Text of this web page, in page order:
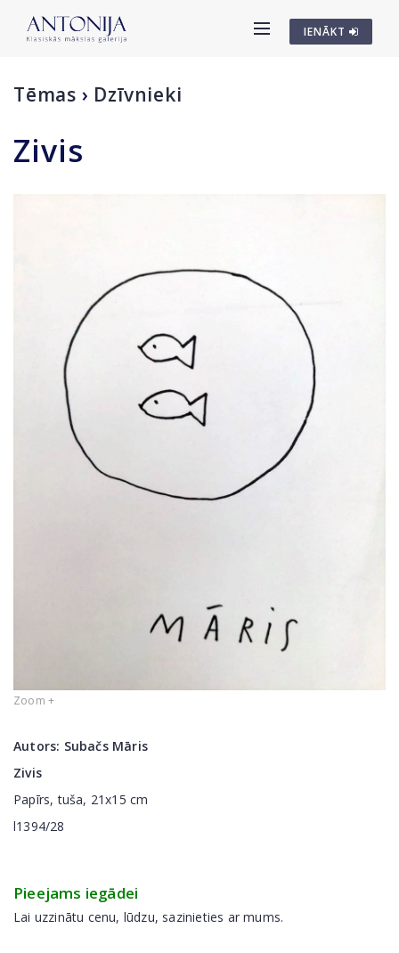
IENĀKT
Tēmas › Dzīvnieki
Zivis
Zoom +
Autors: Subačs Māris
Zivis
Papīrs, tuša, 21x15 cm
l1394/28
Pieejams iegādei
Lai uzzinātu cenu, lūdzu, sazinieties ar mums.